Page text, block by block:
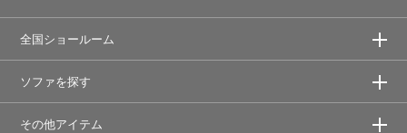
全国ショールーム
ソファを探す
その他アイテム